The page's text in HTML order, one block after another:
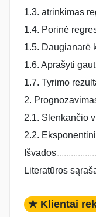
1.3. atrinkimas
1.4. Porinė
1.5. Daugianarė
1.6. Aprašyti
1.7. Tyrimo
2.
2.1. Slenkančio
2.2.
Išvados
Literatūros
★ Klientai